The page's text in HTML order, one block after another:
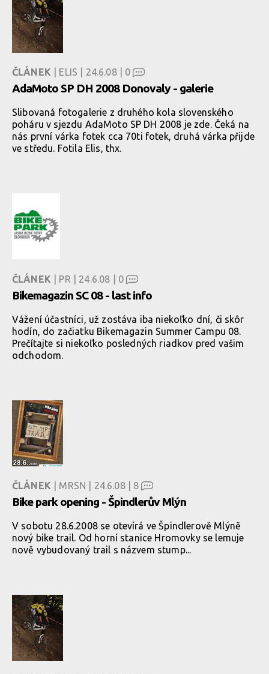
ČLÁNEK | ELIS | 24.6.08 | 0
AdaMoto SP DH 2008 Donovaly - galerie
Slibovaná fotogalerie z druhého kola slovenského
poháru v sjezdu AdaMoto SP DH 2008 je zde. Čeká na
nás první várka fotek cca 70ti fotek, druhá várka přijde
ve středu. Fotila Elis, thx.
ČLÁNEK | PR | 24.6.08 | 0
Bikemagazin SC 08 - last info
Vážení účastníci, už zostáva iba niekoľko dní, či skôr
hodín, do začiatku Bikemagazin Summer Campu 08.
Prečítajte si niekoľko posledných riadkov pred vašim
odchodom.
ČLÁNEK | MRSN | 24.6.08 | 8
Bike park opening - Špindlerův Mlýn
V sobotu 28.6.2008 se otevírá ve Špindlerově Mlýně
nový bike trail. Od horní stanice Hromovky se lemuje
nově vybudovaný trail s názvem stump...